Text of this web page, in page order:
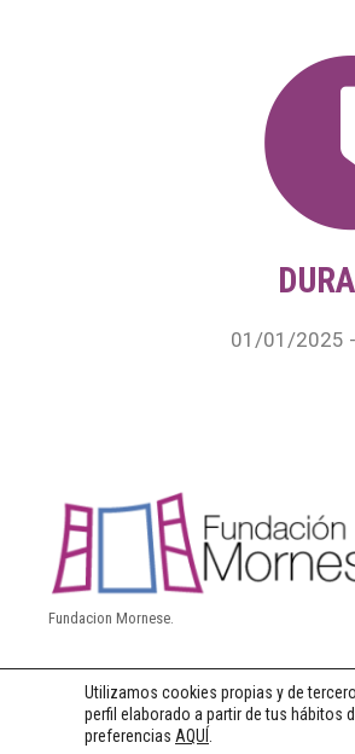
01/01/2025
Fundacion Mornese.
Utilizamos cookies propias y de
perfil elaborado a partir de tus hábitos
preferencias AQUÍ